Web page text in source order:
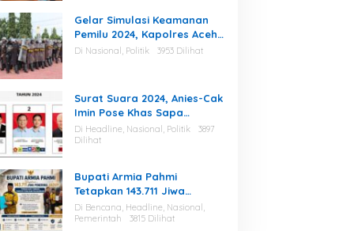
Gelar Simulasi Keamanan
Pemilu 2024, Kapolres Aceh
Tamiang : Selama Proses,
Di Nasional, Politik 3953 Dilihat
Surat Suara 2024, Anies-Cak
Imin Pose Khas Sapa
Indonesia, Ini Maknanya
Di Headline, Nasional, Politik
3897
Dilihat
Bupati Armia Pahmi
Tetapkan 143.711 Jiwa
Penerima Jadup, Pemkab
Aceh Tamiang Percepat
Di Bencana, Headline, Nasional,
Pemerintah
3815 Dilihat